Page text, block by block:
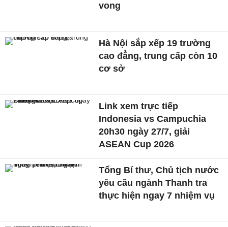
vong
Hà Nội sắp xếp 19 trường
cao đẳng, trung cấp còn 10
cơ sở
Link xem trực tiếp
Indonesia vs Campuchia
20h30 ngày 27/7, giải
ASEAN Cup 2026
Tổng Bí thư, Chủ tịch nước
yêu cầu ngành Thanh tra
thực hiện ngay 7 nhiệm vụ